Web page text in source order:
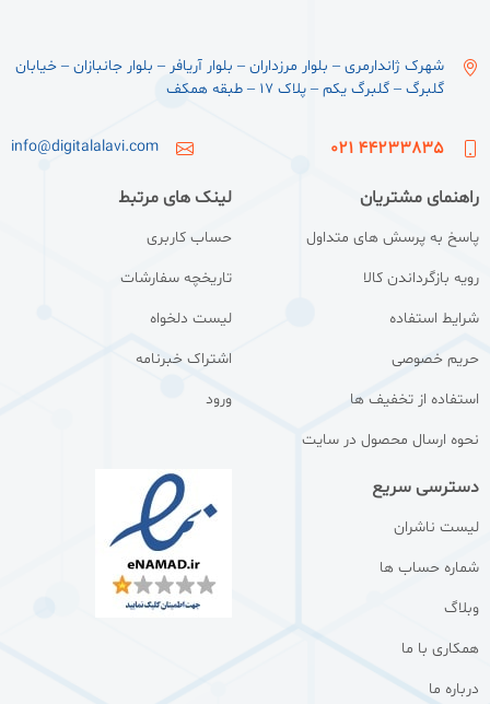
شهرک ژاندارمری – بلوار مرزداران – بلوار آریافر – بلوار جانبازان – خیابان
گلبرگ – گلبرگ یکم – پلاک ۱۷ – طبقه همکف
44233835 021
info@digitalalavi.com
راهنمای مشتریان
پاسخ به پرسش های متداول
رویه بازگرداندن کالا
شرایط استفاده
حریم خصوصی
استفاده از تخفیف ها
نحوه ارسال محصول در سایت
لینک های مرتبط
حساب کاربری
تاریخچه سفارشات
لیست دلخواه
اشتراک خبرنامه
ورود
دسترسی سریع
لیست ناشران
شماره حساب ها
وبلاگ
همکاری با ما
درباره ما